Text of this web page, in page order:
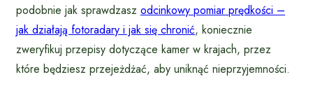
podobnie jak sprawdzasz odcinkowy pomiar prędkości –
jak działają fotoradary i jak się chronić, koniecznie
zweryfikuj przepisy dotyczące kamer w krajach, przez
które będziesz przejeżdżać, aby uniknąć nieprzyjemności.